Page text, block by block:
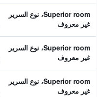
Superior room، نوع السرير
غير معروف
Superior room، نوع السرير
غير معروف
Superior room، نوع السرير
غير معروف